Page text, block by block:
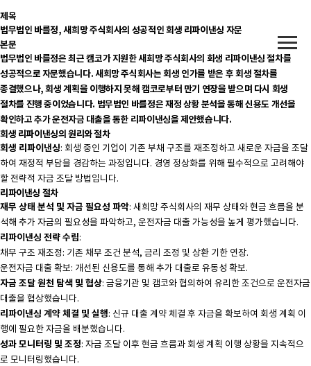
제목
법무법인 바를정, 새희망 주식회사의 성공적인 회생 리파이낸싱 자문
본문
법무법인 바를정은 최근 캠코가 지원한 새희망 주식회사의 회생 리파이낸싱 절차를
성공적으로 자문했습니다. 새희망 주식회사는 회생 인가를 받은 후 회생 절차를
종결했으나, 회생 계획을 이행하지 못해 캠코로부터 만기 연장을 받으며 다시 회생
절차를 진행 중이었습니다. 법무법인 바를정은 재정 상황 분석을 통해 신용도 개선을
확인하고 추가 운전자금 대출을 통한 리파이낸싱을 제안했습니다.
회생 리파이낸싱의 원리와 절차
회생 리파이낸싱: 회생 중인 기업이 기존 부채 구조를 재조정하고 새로운 자금을 조달
하여 재정적 부담을 경감하는 과정입니다. 경영 정상화를 위해 필수적으로 고려해야
할 전략적 자금 조달 방법입니다.
리파이낸싱 절차
재무 상태 분석 및 자금 필요성 파악: 새희망 주식회사의 재무 상태와 현금 흐름을 분
석해 추가 자금의 필요성을 파악하고, 운전자금 대출 가능성을 높게 평가했습니다.
리파이낸싱 전략 수립:
채무 구조 재조정: 기존 채무 조건 분석, 금리 조정 및 상환 기한 연장.
운전자금 대출 확보: 개선된 신용도를 통해 추가 대출로 유동성 확보.
자금 조달 원천 탐색 및 협상: 금융기관 및 캠코와 협의하여 유리한 조건으로 운전자금
대출을 협상했습니다.
리파이낸싱 계약 체결 및 실행: 신규 대출 계약 체결 후 자금을 확보하여 회생 계획 이
행에 필요한 자금을 배분했습니다.
성과 모니터링 및 조정: 자금 조달 이후 현금 흐름과 회생 계획 이행 상황을 지속적으
로 모니터링했습니다.